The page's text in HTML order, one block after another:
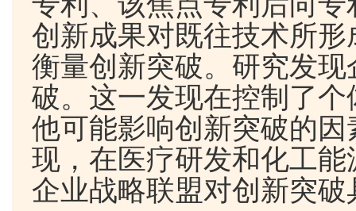
创新成果对既往技术所
衡量创新突破。研究发
破。这一发现在控制了
他可能影响创新突破的
现，在医疗研发和化工
企业战略联盟对创新突